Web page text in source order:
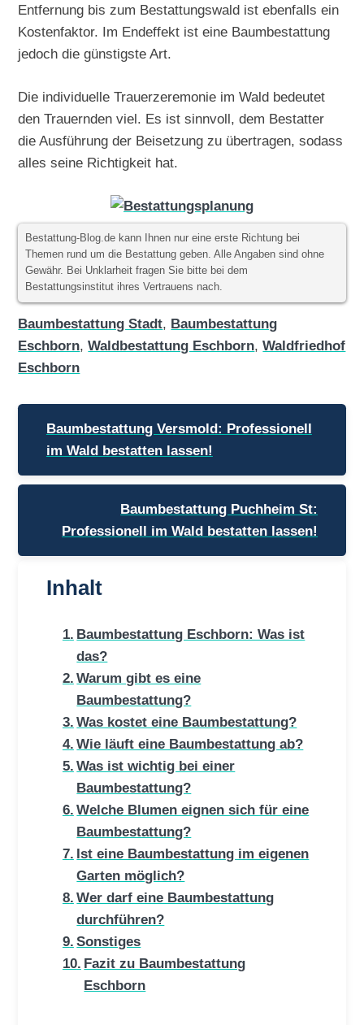
Entfernung bis zum Bestattungswald ist ebenfalls ein
Kostenfaktor. Im Endeffekt ist eine Baumbestattung
jedoch die günstigste Art.
Die individuelle Trauerzeremonie im Wald bedeutet
den Trauernden viel. Es ist sinnvoll, dem Bestatter
die Ausführung der Beisetzung zu übertragen, sodass
alles seine Richtigkeit hat.
Bestattung-Blog.de kann Ihnen nur eine erste Richtung bei
Themen rund um die Bestattung geben. Alle Angaben sind ohne
Gewähr. Bei Unklarheit fragen Sie bitte bei dem
Bestattungsinstitut ihres Vertrauens nach.
Baumbestattung Stadt, Baumbestattung
Eschborn,Waldbestattung Eschborn,Waldfriedhof
Eschborn
Beitragsnavigation
Baumbestattung Versmold: Professionell
im Wald bestatten lassen!
Baumbestattung Puchheim St:
Professionell im Wald bestatten lassen!
Inhalt
Baumbestattung Eschborn: Was ist
das?
Warum gibt es eine
Baumbestattung?
Was kostet eine Baumbestattung?
Wie läuft eine Baumbestattung ab?
Was ist wichtig bei einer
Baumbestattung?
Welche Blumen eignen sich für eine
Baumbestattung?
Ist eine Baumbestattung im eigenen
Garten möglich?
Wer darf eine Baumbestattung
durchführen?
Sonstiges
Fazit zu Baumbestattung
Eschborn